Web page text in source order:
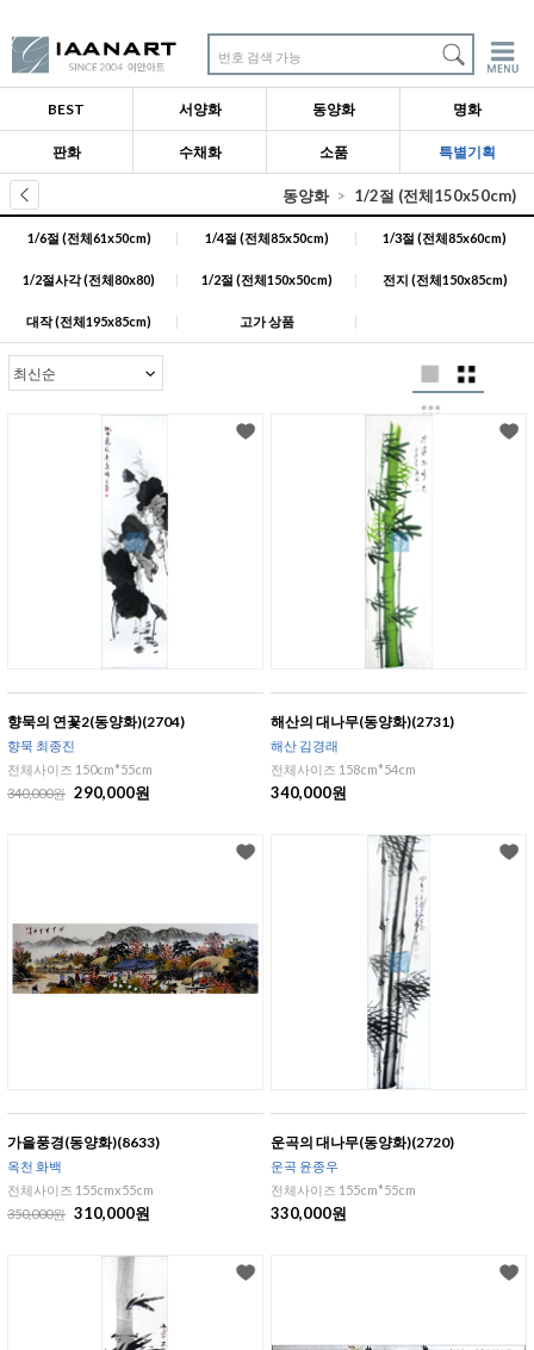
번호 검색 가능
BEST 서양화 동양화 명화
판화 수채화 소품 특별기획
동양화 1/2절 (전체150x50cm)
1/6절 (전체61x50cm) | 1/4절 (전체85x50cm) | 1/3절 (전체85x60cm)
1/2절사각 (전체80x80) | 1/2절 (전체150x50cm) | 전지 (전체150x85cm)
대작 (전체195x85cm) | 고가 상품 |
향묵의 연꽃2(동양화)(2704)
향묵 최종진
전체사이즈 150cm*55cm
340,000원 290,000원
해산의 대나무(동양화)(2731)
해산 김경래
전체사이즈 158cm*54cm
340,000원
가을풍경(동양화)(8633)
옥천 화백
전체사이즈 155cmx55cm
350,000원 310,000원
운곡의 대나무(동양화)(2720)
운곡 윤종우
전체사이즈 155cm*55cm
330,000원